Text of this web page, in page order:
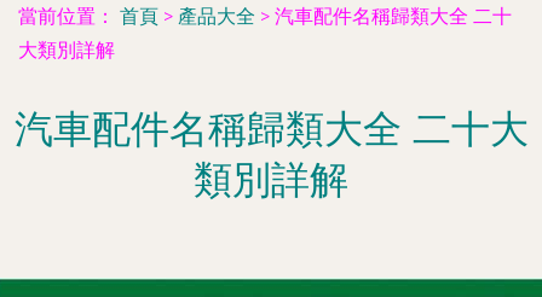
當前位置： 首頁 > 產品大全 > 汽車配件名稱歸類大全 二十
大類別詳解
汽車配件名稱歸類大全 二十大
類別詳解